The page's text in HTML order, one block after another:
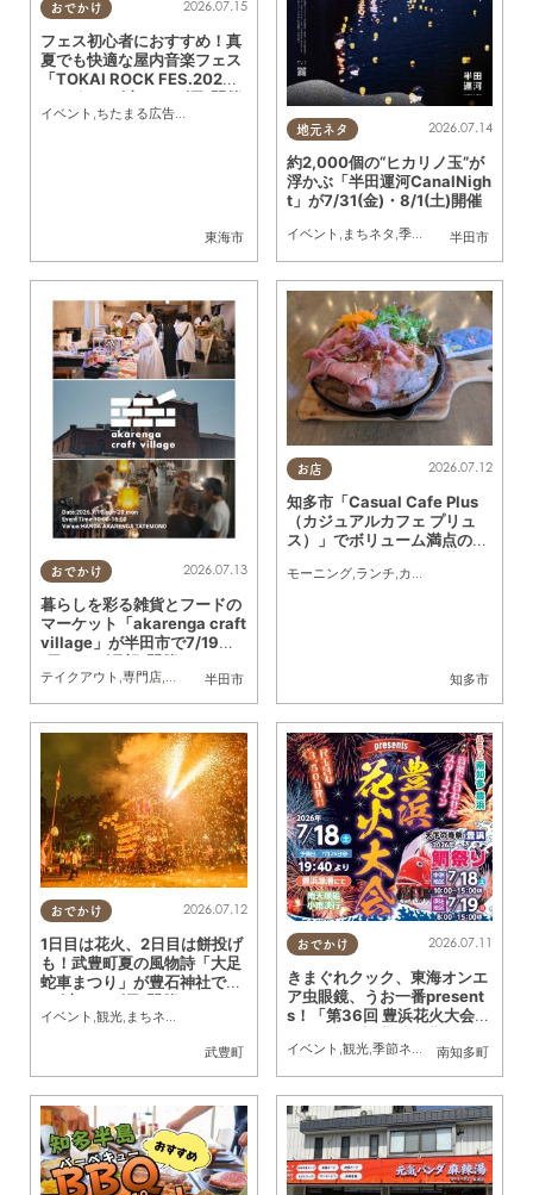
おでかけ
東海市
2026.07.15
フェス初心者におすすめ！真
夏でも快適な屋内音楽フェス
「TOKAI ROCK FES.202
6」が8/29(土)・30(日)開催
／ちたまる広告
イベント ちたまる広告
地元ネタ
半田市
2026.07.14
約2,000個の“ヒカリノ玉”が
浮かぶ「半田運河CanalNigh
t」が7/31(金)・8/1(土)開催
イベント , まちネタ ,季節ネタ ,夫婦,カップ
おでかけ
半田市
2026.07.13
暮らしを彩る雑貨とフードの
マーケット「akarenga craft
village」が半田市で7/19
(日)・20(月祝)開催
テイクアウト 専門店 イベント
お店
知多市
2026.07.12
知多市「Casual Cafe Plus
（カジュアルカフェ プリュ
ス）」でボリューム満点のダ
モーニング,ランチ,カフェ
おでかけ
武豊町
2026.07.12
1日目は花火、2日目は餅投げ
も！武豊町夏の風物詩「大足
蛇車まつり」が豊石神社で7/
18(土)・19(日)開催
イベント 観光 まちネタ 家族, カップル,友人 花火
おでかけ
南知多町
2026.07.11
きまぐれクック、東海オンエ
ア虫眼鏡、うお一番present
s！「第36回 豊浜花火大会」
イベント ,観光,季節ネタ 親子,家族,カップ